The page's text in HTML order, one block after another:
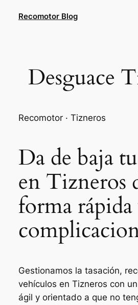
Recomotor Blog
Desguace
Recomotor · Tizneros
Da de baja
en Tizneros
forma
Gestionamos la tasación,
vehículos en Tizneros con
ágil y orientado a que no